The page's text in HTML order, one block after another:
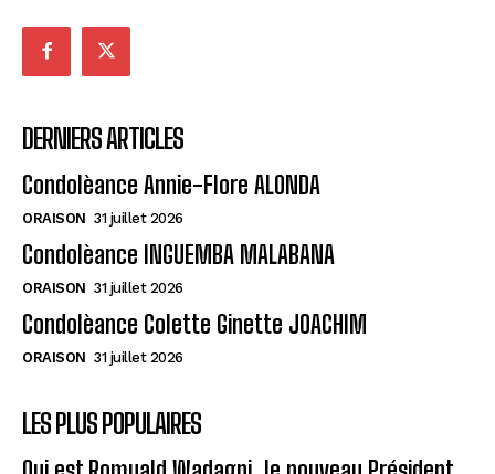
DERNIERS ARTICLES
Condolèance Annie-Flore ALONDA
ORAISON 31 juillet 2026
Condolèance INGUEMBA MALABANA
ORAISON 31 juillet 2026
Condolèance Colette Ginette JOACHIM
ORAISON 31 juillet 2026
LES PLUS POPULAIRES